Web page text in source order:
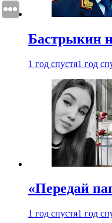
Бастрыкин
1 год спустя1 год
«Передай
1 год спустя1 год